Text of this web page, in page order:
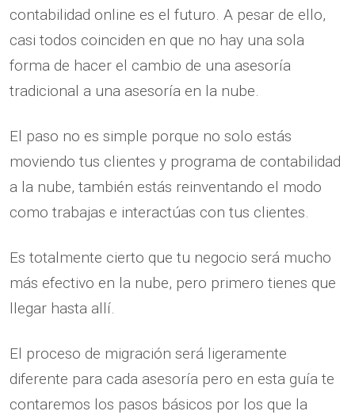
contabilidad online es el futuro. A pesar de ello,
casi todos coinciden en que no hay una sola
forma de hacer el cambio de una asesoría
tradicional a una asesoría en la nube.
El paso no es simple porque no solo estás
moviendo tus clientes y programa de contabilidad
a la nube, también estás reinventando el modo
como trabajas e interactúas con tus clientes.
Es totalmente cierto que tu negocio será mucho
más efectivo en la nube, pero primero tienes que
llegar hasta allí.
El proceso de migración será ligeramente
diferente para cada asesoría pero en esta guía te
contaremos los pasos básicos por los que la